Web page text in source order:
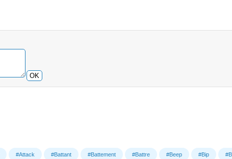
OK
#Attack #Battant #Battement #Battre #Beep #Bip